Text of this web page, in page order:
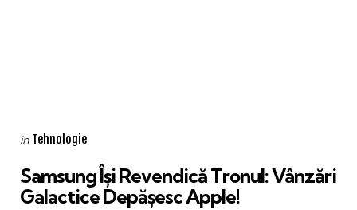
Categories
Posted
in Tehnologie
Samsung Își Revendică Tronul: Vânzări
Galactice Depășesc Apple!